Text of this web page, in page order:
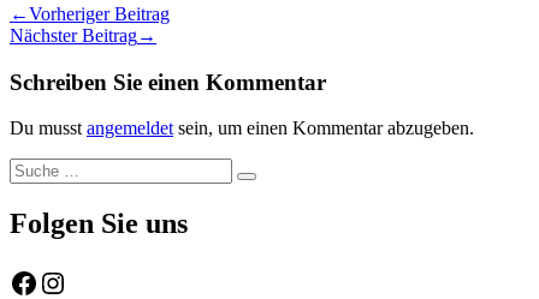
auf
Twitter
ANGEBOT
auf
IM
ANGEBOT
LinkedIn
JETZT
IM
auf
Glühweinzeit!
JETZT
ANGEBOT
Xing
soweit,
Glühweinzeit!
IM
via
ist
soweit,
JETZT
ANGEBOT
Beitragsnavigation
←Vorheriger Beitrag
Nächster Beitrag→
Schreiben Sie einen Kommentar
Du musst angemeldet sein, um einen Kommentar abzugeben.
Suche
nach:
Suche
Folgen Sie uns
Facebook
Instagram